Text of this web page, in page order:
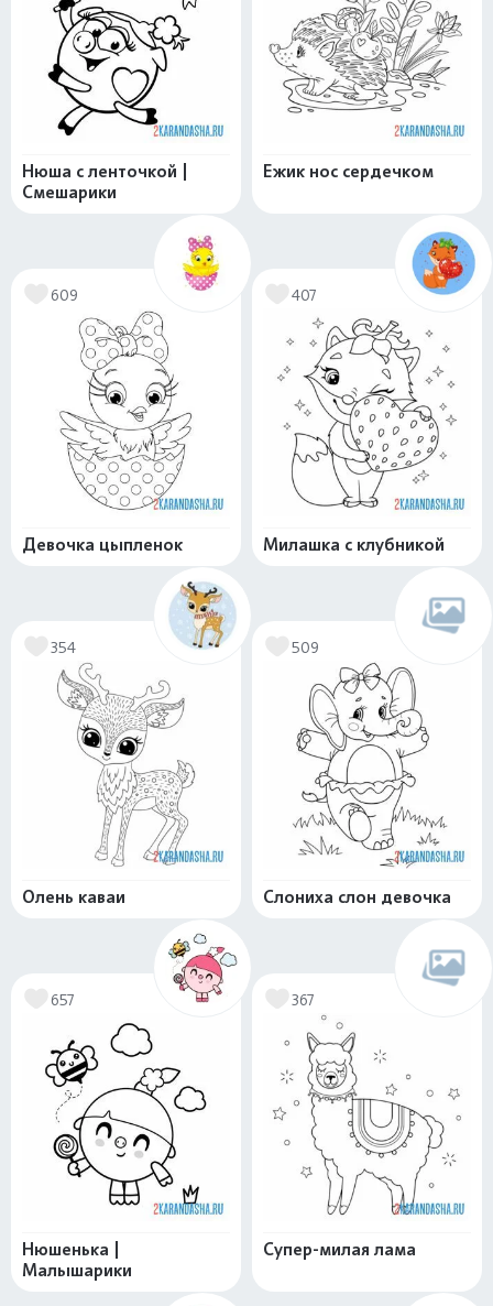
Нюша с ленточкой |
Смешарики
Ежик нос сердечком
609
Девочка цыпленок
407
Милашка с клубникой
354
Олень каваи
509
Слониха слон девочка
657
Нюшенька |
Малышарики
367
Супер-милая лама